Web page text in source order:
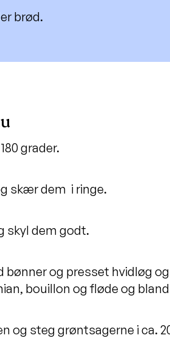
brød.
grader.
skær dem i ringe.
skyl dem godt.
bønner og presset hvidløg
bouillon og fløde og
og steg grøntsagerne i ca.